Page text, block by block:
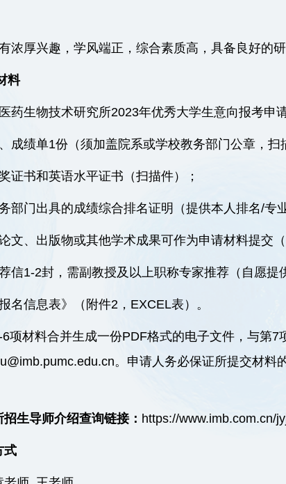
浓厚兴趣，学风端正，综合素质高，具备良好的研
料
药生物技术研究所2023年优秀大学生意向报考申
成绩单1份（须加盖院系或学校教务部门公章，扫
证书和英语水平证书（扫描件）；
部门出具的成绩综合排名证明（提供本人排名/专
文、出版物或其他学术成果可作为申请材料提交
信1-2封，需副教授及以上职称专家推荐（自愿提
名信息表》（附件2，EXCEL表）。
项材料合并生成一份PDF格式的电子文件，与第
。申请人务必保证所提交材
生导师介绍查询链接： https://www.imb.com.cn/
式